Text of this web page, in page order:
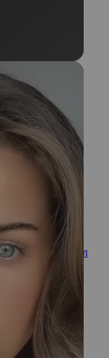
службой
санаторий
отель 4 сезона
Питт заслужил
новый роман